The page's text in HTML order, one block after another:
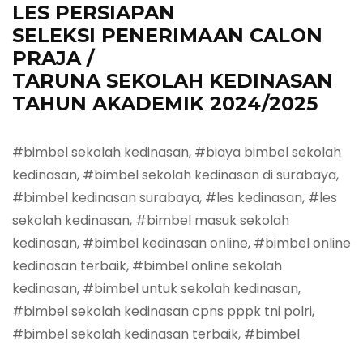
LES PERSIAPAN
SELEKSI PENERIMAAN CALON
PRAJA /
TARUNASEKOLAH KEDINASAN
TAHUN AKADEMIK 2024/2025
#bimbel sekolah kedinasan, #biaya bimbel sekolah
kedinasan, #bimbel sekolah kedinasan di surabaya,
#bimbel kedinasan surabaya, #les kedinasan, #les
sekolah kedinasan, #bimbel masuk sekolah
kedinasan, #bimbel kedinasan online, #bimbel online
kedinasan terbaik, #bimbel online sekolah
kedinasan, #bimbel untuk sekolah kedinasan,
#bimbel sekolah kedinasan cpns pppk tni polri,
#bimbel sekolah kedinasan terbaik, #bimbel